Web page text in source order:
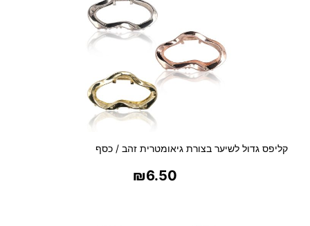
קליפס גדול לשיער בצורת גיאומטרית זהב / כסף
₪6.50